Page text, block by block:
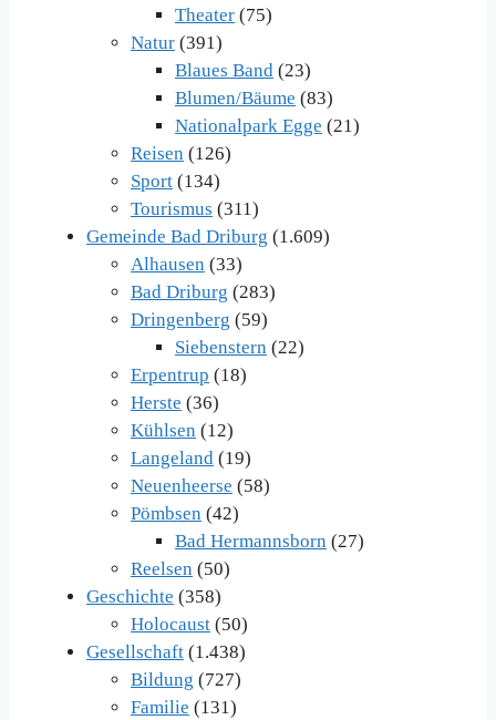
Theater (75)
Natur (391)
Blaues Band (23)
Blumen/Bäume (83)
Nationalpark Egge (21)
Reisen (126)
Sport (134)
Tourismus (311)
Gemeinde Bad Driburg (1.609)
Alhausen (33)
Bad Driburg (283)
Dringenberg (59)
Siebenstern (22)
Erpentrup (18)
Herste (36)
Kühlsen (12)
Langeland (19)
Neuenheerse (58)
Pömbsen (42)
Bad Hermannsborn (27)
Reelsen (50)
Geschichte (358)
Holocaust (50)
Gesellschaft (1.438)
Bildung (727)
Familie (131)